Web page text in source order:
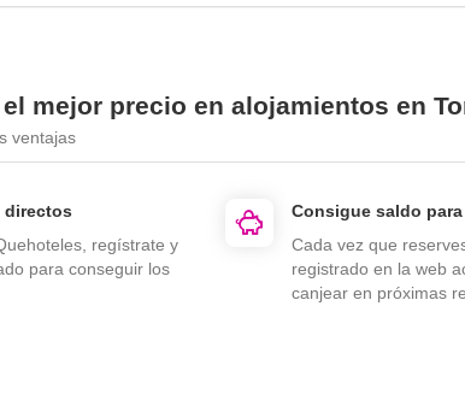
mejor precio en alojamientos en
ventajas
directos
regístrate y
para conseguir los
Consigue saldo
Cada vez que
registrado en la web
canjear en próximas